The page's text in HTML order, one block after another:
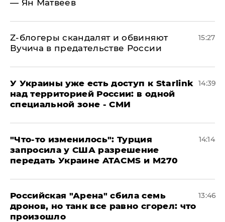
— Ян Матвеев
Z-блогеры скандалят и обвиняют
Вучича в предательстве России
15:27
У Украины уже есть доступ к Starlink
над территорией России: в одной
специальной зоне - СМИ
14:39
​"Что-то изменилось": Турция
запросила у США разрешение
передать Украине ATACMS и M270
14:14
​Российская "Арена" сбила семь
дронов, но танк все равно сгорел: что
произошло
13:46